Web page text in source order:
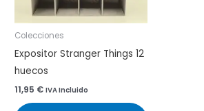
Colecciones
Expositor Stranger Things 12
huecos
11,95 € IVA Incluido